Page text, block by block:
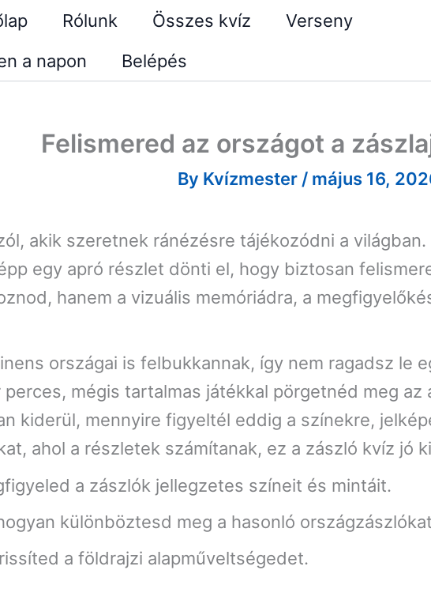
Rólunk Összes kvíz
Verseny
a napon Belépés
Felismered az országot a
By Kvízmester / május 16,
akik szeretnek ránézésre tájékozódni a
egy apró részlet dönti el, hogy biztosan
hanem a vizuális memóriádra, a
országai is felbukkannak, így nem ragadsz le
perces, mégis tartalmas játékkal pörgetnéd meg
kiderül, mennyire figyeltél eddig a színekre,
ahol a részletek számítanak, ez a zászló kvíz jó
a zászlók jellegzetes színeit és mintáit.
különböztesd meg a hasonló
a földrajzi alapműveltségedet.